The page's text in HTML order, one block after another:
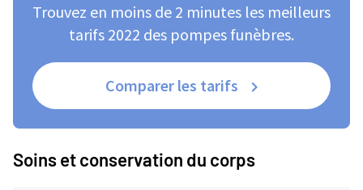
Trouvez en moins de 2 minutes les meilleurs
tarifs 2022 des pompes funèbres.
Comparer les tarifs
Soins et conservation du corps